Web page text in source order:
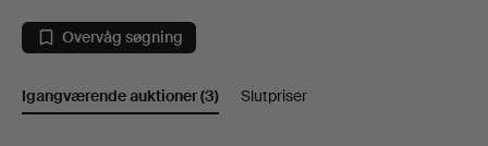
&
frimærker
Overvåg søgning
Igangværende auktioner(3) Slutpriser